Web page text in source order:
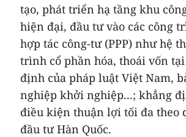
tạo, phát triển hạ tầng khu
hiện đại, đầu tư vào các công
hợp tác công-tư (PPP) như hệ
trình cổ phần hóa, thoái vốn
định của pháp luật Việt Nam,
nghiệp khởi nghiệp...; khẳng
điều kiện thuận lợi tối đa theo
đầu tư Hàn Quốc.